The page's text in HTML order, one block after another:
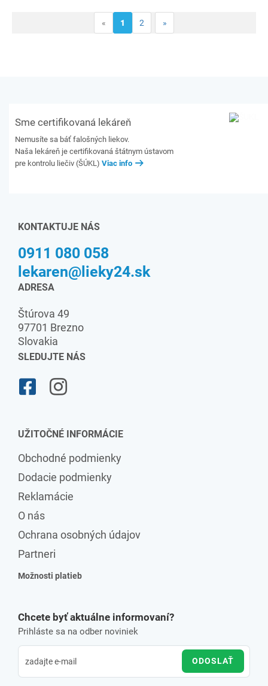
« 1 2 »
Sme certifikovaná lekáreň
Nemusíte sa báť falošných liekov.
Naša lekáreň je certifikovaná štátnym ústavom
pre kontrolu liečiv (ŠÚKL) Viac info
KONTAKTUJE NÁS
0911 080 058
lekaren@lieky24.sk
ADRESA
Štúrova 49
97701 Brezno
Slovakia
SLEDUJTE NÁS
UŽITOČNÉ INFORMÁCIE
Obchodné podmienky
Dodacie podmienky
Reklamácie
O nás
Ochrana osobných údajov
Partneri
Možnosti platieb
Chcete byť aktuálne informovaní?
Prihláste sa na odber noviniek
ODOSLAŤ